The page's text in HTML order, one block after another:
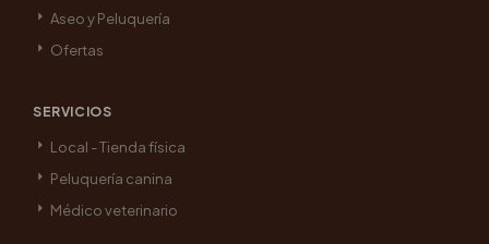
Aseo y Peluquería
Ofertas
SERVICIOS
Local - Tienda física
Peluquería canina
Médico veterinario